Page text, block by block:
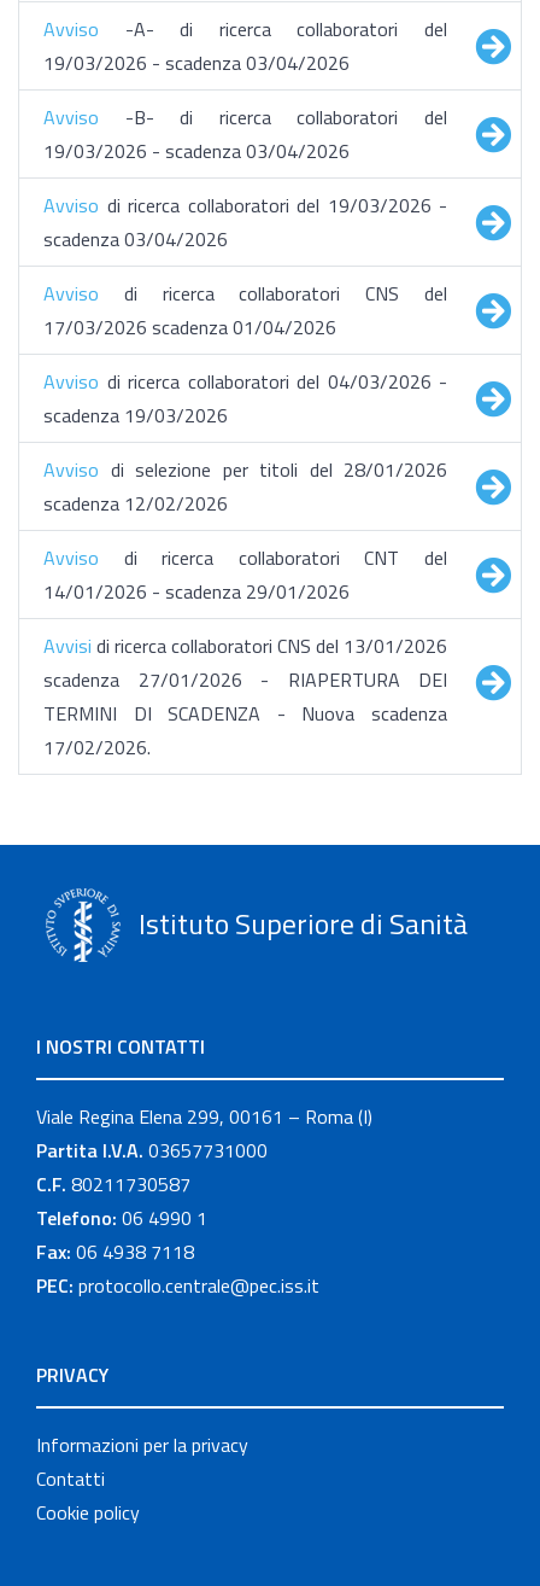
Avviso -A- di ricerca collaboratori del
19/03/2026 - scadenza 03/04/2026
Avviso -B- di ricerca collaboratori del
19/03/2026 - scadenza 03/04/2026
Avviso di ricerca collaboratori del 19/03/2026 -
scadenza 03/04/2026
Avviso di ricerca collaboratori CNS del
17/03/2026 scadenza 01/04/2026
Avviso di ricerca collaboratori del 04/03/2026 -
scadenza 19/03/2026
Avviso di selezione per titoli del 28/01/2026
scadenza 12/02/2026
Avviso di ricerca collaboratori CNT del
14/01/2026 - scadenza 29/01/2026
Avvisi di ricerca collaboratori CNS del 13/01/2026
scadenza 27/01/2026 - RIAPERTURA DEI
TERMINI DI SCADENZA - Nuova scadenza
17/02/2026.
Istituto Superiore di Sanità
I NOSTRI CONTATTI
Viale Regina Elena 299, 00161 – Roma (I)
Partita I.V.A. 03657731000
C.F. 80211730587
Telefono: 06 4990 1
Fax: 06 4938 7118
PEC: protocollo.centrale@pec.iss.it
PRIVACY
Informazioni per la privacy
Contatti
Cookie policy